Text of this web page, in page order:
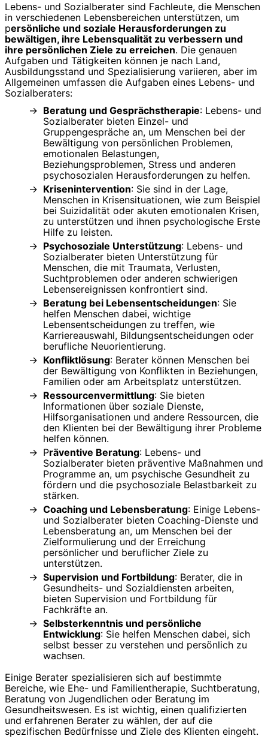
Lebens- und Sozialberater sind Fachleute, die Menschen
in verschiedenen Lebensbereichen unterstützen, um
persönliche und soziale Herausforderungen zu
bewältigen, ihre Lebensqualität zu verbessern und
ihre persönlichen Ziele zu erreichen. Die genauen
Aufgaben und Tätigkeiten können je nach Land,
Ausbildungsstand und Spezialisierung variieren, aber im
Allgemeinen umfassen die Aufgaben eines Lebens- und
Sozialberaters:
Beratung und Gesprächstherapie: Lebens- und
Sozialberater bieten Einzel- und
Gruppengespräche an, um Menschen bei der
Bewältigung von persönlichen Problemen,
emotionalen Belastungen,
Beziehungsproblemen, Stress und anderen
psychosozialen Herausforderungen zu helfen.
Krisenintervention: Sie sind in der Lage,
Menschen in Krisensituationen, wie zum Beispiel
bei Suizidalität oder akuten emotionalen Krisen,
zu unterstützen und ihnen psychologische Erste
Hilfe zu leisten.
Psychosoziale Unterstützung: Lebens- und
Sozialberater bieten Unterstützung für
Menschen, die mit Traumata, Verlusten,
Suchtproblemen oder anderen schwierigen
Lebensereignissen konfrontiert sind.
Beratung bei Lebensentscheidungen: Sie
helfen Menschen dabei, wichtige
Lebensentscheidungen zu treffen, wie
Karriereauswahl, Bildungsentscheidungen oder
berufliche Neuorientierung.
Konfliktlösung: Berater können Menschen bei
der Bewältigung von Konflikten in Beziehungen,
Familien oder am Arbeitsplatz unterstützen.
Ressourcenvermittlung: Sie bieten
Informationen über soziale Dienste,
Hilfsorganisationen und andere Ressourcen, die
den Klienten bei der Bewältigung ihrer Probleme
helfen können.
Präventive Beratung: Lebens- und
Sozialberater bieten präventive Maßnahmen und
Programme an, um psychische Gesundheit zu
fördern und die psychosoziale Belastbarkeit zu
stärken.
Coaching und Lebensberatung: Einige Lebens-
und Sozialberater bieten Coaching-Dienste und
Lebensberatung an, um Menschen bei der
Zielformulierung und der Erreichung
persönlicher und beruflicher Ziele zu
unterstützen.
Supervision und Fortbildung: Berater, die in
Gesundheits- und Sozialdiensten arbeiten,
bieten Supervision und Fortbildung für
Fachkräfte an.
Selbsterkenntnis und persönliche
Entwicklung: Sie helfen Menschen dabei, sich
selbst besser zu verstehen und persönlich zu
wachsen.
Einige Berater spezialisieren sich auf bestimmte
Bereiche, wie Ehe- und Familientherapie, Suchtberatung,
Beratung von Jugendlichen oder Beratung im
Gesundheitswesen. Es ist wichtig, einen qualifizierten
und erfahrenen Berater zu wählen, der auf die
spezifischen Bedürfnisse und Ziele des Klienten eingeht.